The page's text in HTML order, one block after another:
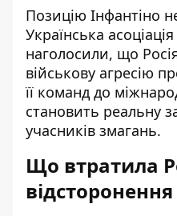
Позицію Інфантіно
Українська
наголосили, що
військову агресію
її команд до
становить реальну
учасників змагань.
Що втратила
відсторонення